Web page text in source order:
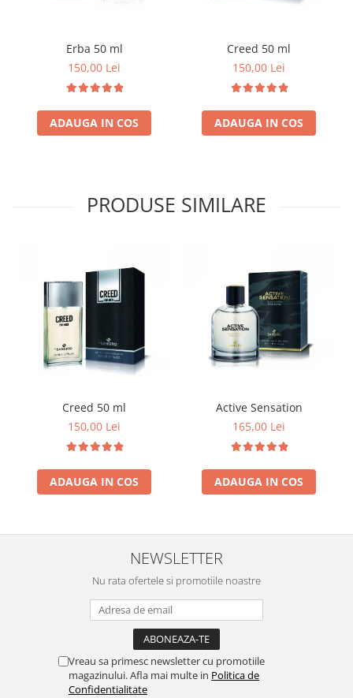
Erba 50 ml
150,00 Lei
ADAUGA IN COS
Creed 50 ml
150,00 Lei
ADAUGA IN COS
PRODUSE SIMILARE
Creed 50 ml
150,00 Lei
ADAUGA IN COS
Active Sensation
165,00 Lei
ADAUGA IN COS
NEWSLETTER
Nu rata ofertele si promotiile noastre
Vreau sa primesc newsletter cu promotiile
magazinului. Afla mai multe in Politica de
Confidentialitate